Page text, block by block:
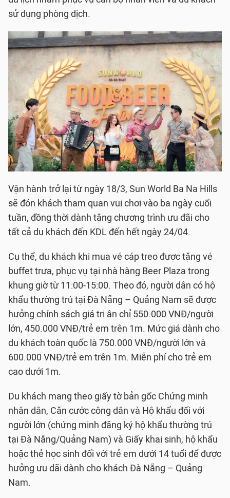
sử dụng phòng dịch.
Vận hành trở lại từ ngày 18/3, Sun World Ba Na Hills
sẽ đón khách tham quan vui chơi vào ba ngày cuối
tuần, đồng thời dành tặng chương trình ưu đãi cho
tất cả du khách đến KDL đến hết ngày 24/04.
Cụ thể, du khách khi mua vé cáp treo được tặng vé
buffet trưa, phục vụ tại nhà hàng Beer Plaza trong
khung giờ từ 11:00-15:00. Theo đó, người dân có hộ
khẩu thường trú tại Đà Nẵng – Quảng Nam sẽ được
hưởng chính sách giá tri ân chỉ 550.000 VNĐ/người
lớn, 450.000 VNĐ/trẻ em trên 1m. Mức giá dành cho
du khách toàn quốc là 750.000 VNĐ/người lớn và
600.000 VNĐ/trẻ em trên 1m. Miễn phí cho trẻ em
cao dưới 1m.
Du khách mang theo giấy tờ bản gốc Chứng minh
nhân dân, Căn cước công dân và Hộ khẩu đối với
người lớn (chứng minh đăng ký hộ khẩu thường trú
tại Đà Nẵng/Quảng Nam) và Giấy khai sinh, hộ khẩu
hoặc thẻ học sinh đối với trẻ em dưới 14 tuổi để được
hưởng ưu dãi dành cho khách Đà Nẵng – Quảng
Nam.